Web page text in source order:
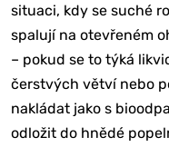
situaci, kdy se suché
spalují na otevřeném
– pokud se to týká
čerstvých větví nebo
nakládat jako s
odložit do hnědé